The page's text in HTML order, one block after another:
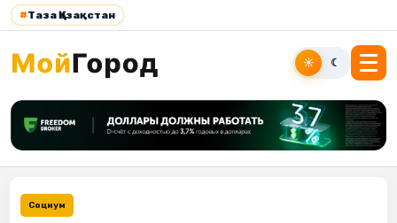
#Таза Қазақстан
☀ ☾
Социум